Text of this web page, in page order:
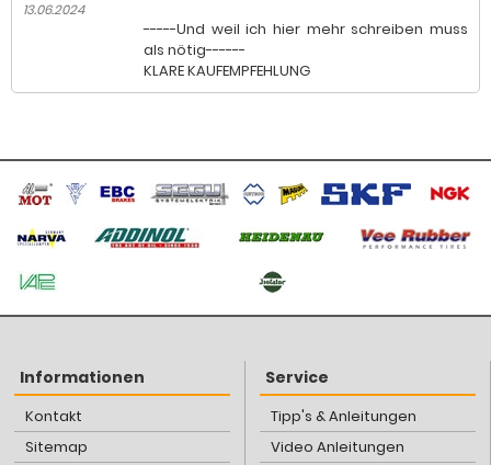
13.06.2024
-----Und weil ich hier mehr schreiben muss
als nötig------
KLARE KAUFEMPFEHLUNG
Informationen
Kontakt
Sitemap
Service
Tipp's & Anleitungen
Video Anleitungen